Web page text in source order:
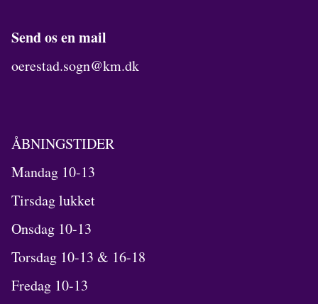
Send os en mail
oerestad.sogn@km.dk
ÅBNINGSTIDER
Mandag 10-13
Tirsdag lukket
Onsdag 10-13
Torsdag 10-13 & 16-18
Fredag 10-13